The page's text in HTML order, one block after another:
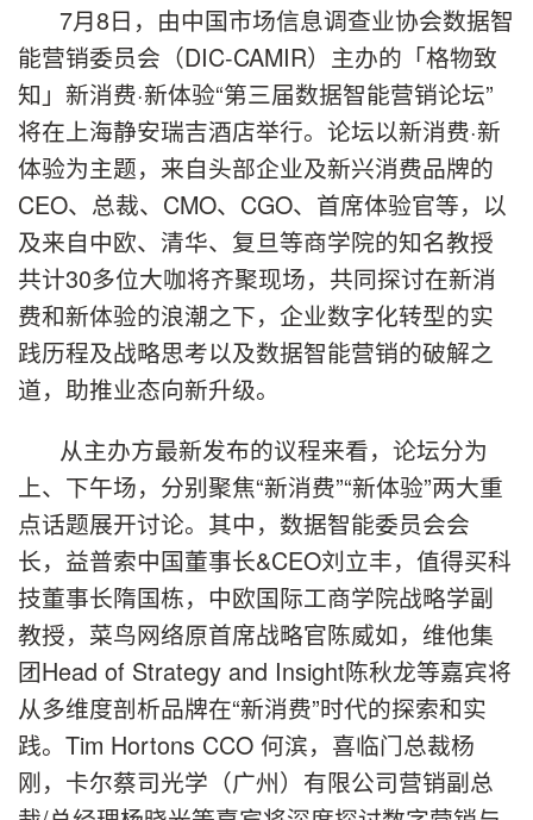
7月8日，由中国市场信息调查业协会数据智
能营销委员会（DIC-CAMIR）主办的「格物致
知」新消费·新体验“第三届数据智能营销论坛”
将在上海静安瑞吉酒店举行。论坛以新消费·新
体验为主题，来自头部企业及新兴消费品牌的
CEO、总裁、CMO、CGO、首席体验官等，以
及来自中欧、清华、复旦等商学院的知名教授
共计30多位大咖将齐聚现场，共同探讨在新消
费和新体验的浪潮之下，企业数字化转型的实
践历程及战略思考以及数据智能营销的破解之
道，助推业态向新升级。
从主办方最新发布的议程来看，论坛分为
上、下午场，分别聚焦“新消费”“新体验”两大重
点话题展开讨论。其中，数据智能委员会会
长，益普索中国董事长&CEO刘立丰，值得买科
技董事长隋国栋，中欧国际工商学院战略学副
教授，菜鸟网络原首席战略官陈威如，维他集
团Head of Strategy and Insight陈秋龙等嘉宾将
从多维度剖析品牌在“新消费”时代的探索和实
践。Tim Hortons CCO 何滨，喜临门总裁杨
刚，卡尔蔡司光学（广州）有限公司营销副总